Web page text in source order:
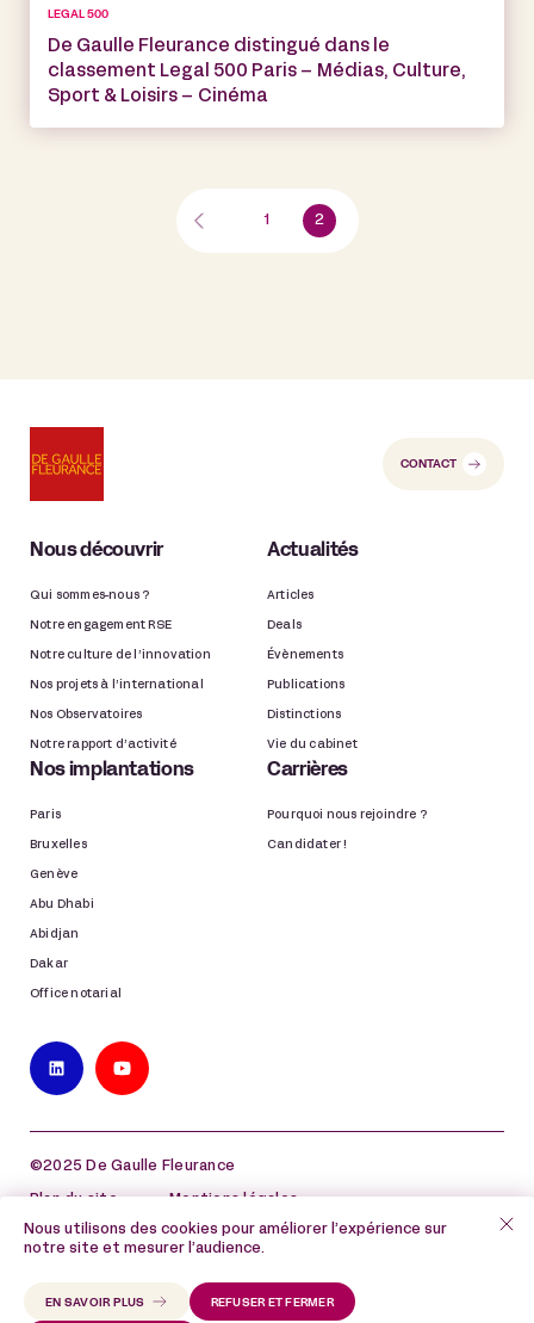
LEGAL 500
De Gaulle Fleurance distingué dans le
classement Legal 500 Paris – Médias, Culture,
Sport & Loisirs – Cinéma
1 2
CONTACT
Nous découvrir
Qui sommes-nous ?
Notre engagement RSE
Notre culture de l’innovation
Nos projets à l’international
Nos Observatoires
Notre rapport d’activité
Actualités
Articles
Deals
Évènements
Publications
Distinctions
Vie du cabinet
Nos implantations
Paris
Bruxelles
Genève
Abu Dhabi
Abidjan
Dakar
Office notarial
Carrières
Pourquoi nous rejoindre ?
Candidater !
©2025 De Gaulle Fleurance
Plan du site Mentions légales
Politique de protection des données à caractère
personnel
Nous utilisons des cookies pour améliorer l’expérience sur
notre site et mesurer l’audience.
REFUSER ET FERMER
EN SAVOIR PLUS